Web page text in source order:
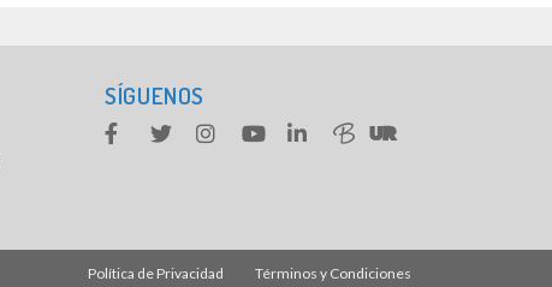
SÍGUENOS
Política de Privacidad Términos y Condiciones